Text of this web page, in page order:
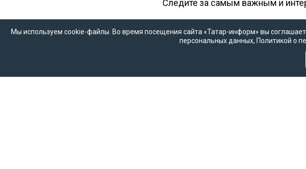
Следите за самым важным и
Мы используем cookie-файлы. Во время посещения сайта «Татар-информ» вы
персональных данных, Политикой о